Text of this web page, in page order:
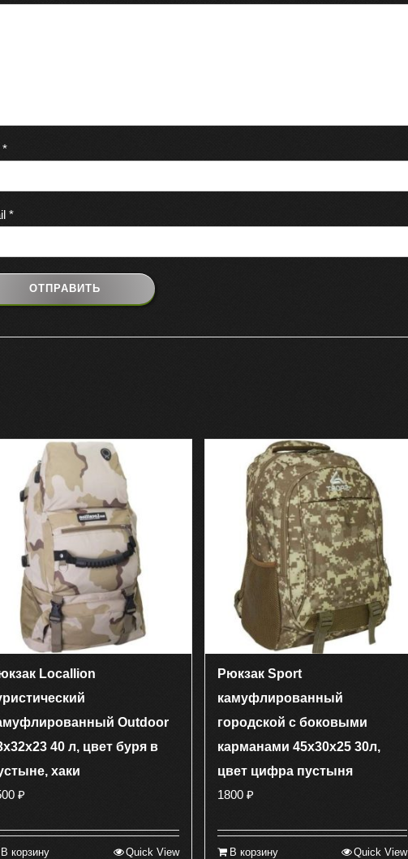
*
*
Locallion
Outdoor
40 л, цвет буря в
хаки
₽
В корзину Quick View
Рюкзак Sport
камуфлированный
городской с боковыми
карманами 45х30х25 30л,
цвет цифра пустыня
1800 ₽
В корзину Quick View